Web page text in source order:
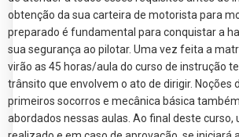
obtenção da sua carteira de motorista para
preparado é fundamental para conquistar a
sua segurança ao pilotar. Uma vez feita a
virão as 45 horas/aula do curso de instrução
trânsito que envolvem o ato de dirigir. Noções
primeiros socorros e mecânica básica
abordados nessas aulas. Ao final deste curso,